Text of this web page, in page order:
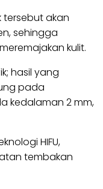
tersebut akan
sehingga
kulit.
hasil yang
pada
kedalaman 2 mm,
HIFU,
tembakan